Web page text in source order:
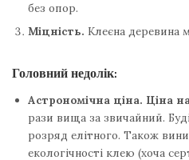
без опор.
Міцність. Клеєна деревина
Головний недолік:
Астрономічна ціна. Ціна
рази вища за звичайний.
розряд елітного. Також
екологічності клею (хоча